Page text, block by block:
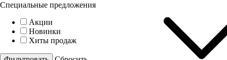
Специальные предложения
Акции
Новинки
Хиты продаж